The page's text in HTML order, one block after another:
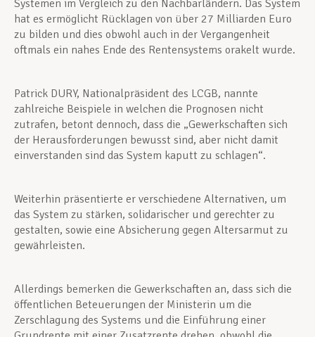
Systemen im Vergleich zu den Nachbarländern. Das System
hat es ermöglicht Rücklagen von über 27 Milliarden Euro
zu bilden und dies obwohl auch in der Vergangenheit
oftmals ein nahes Ende des Rentensystems orakelt wurde.
Patrick DURY, Nationalpräsident des LCGB, nannte
zahlreiche Beispiele in welchen die Prognosen nicht
zutrafen, betont dennoch, dass die „Gewerkschaften sich
der Herausforderungen bewusst sind, aber nicht damit
einverstanden sind das System kaputt zu schlagen“.
Weiterhin präsentierte er verschiedene Alternativen, um
das System zu stärken, solidarischer und gerechter zu
gestalten, sowie eine Absicherung gegen Altersarmut zu
gewährleisten.
Allerdings bemerken die Gewerkschaften an, dass sich die
öffentlichen Beteuerungen der Ministerin um die
Zerschlagung des Systems und die Einführung einer